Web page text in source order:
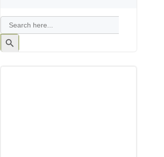
Search
for:
Search
Button